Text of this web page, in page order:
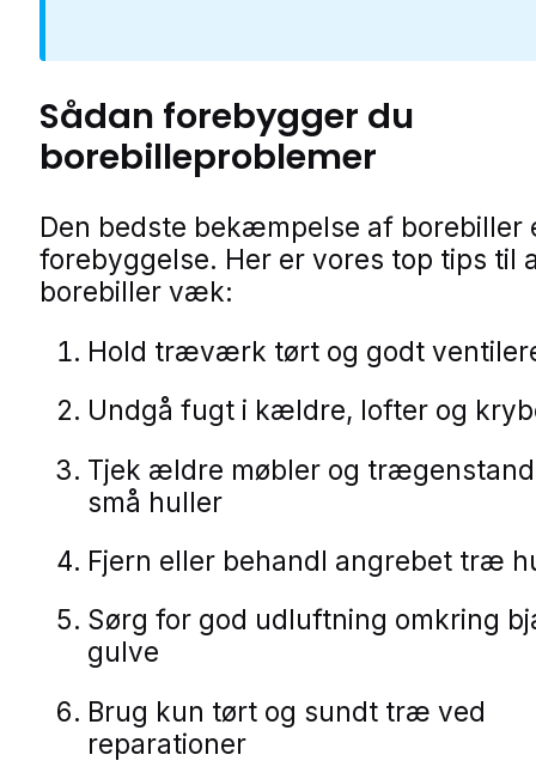
Sådan forebygger du
borebilleproblemer
Den bedste bekæmpelse af borebiller
forebyggelse. Her er vores top tips til
borebiller væk:
Hold træværk tørt og godt
Undgå fugt i kældre, lofter og
Tjek ældre møbler og
små huller
Fjern eller behandl angrebet træ
Sørg for god udluftning omkring
gulve
Brug kun tørt og sundt træ ved
reparationer